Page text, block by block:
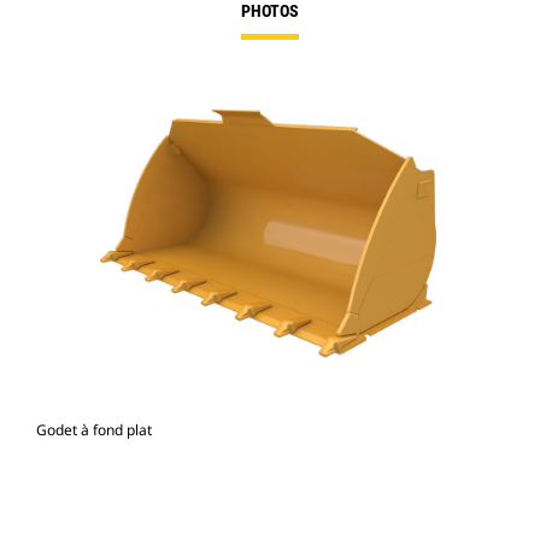
PHOTOS
Godet à fond plat